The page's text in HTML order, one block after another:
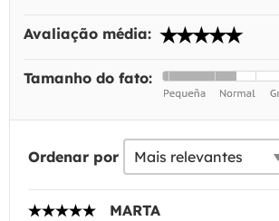
Avaliação média:
Tamanho do fato:
Ordenar por
MARTA